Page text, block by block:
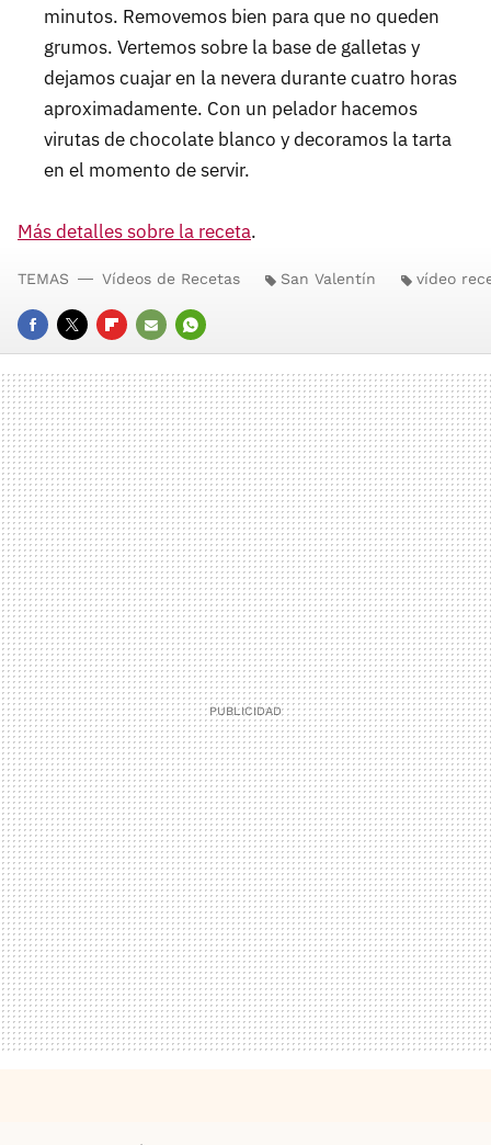
minutos. Removemos bien para que no queden
grumos. Vertemos sobre la base de galletas y
dejamos cuajar en la nevera durante cuatro horas
aproximadamente. Con un pelador hacemos
virutas de chocolate blanco y decoramos la tarta
en el momento de servir.
Más detalles sobre la receta.
FACEBOOK
TWITTERFLIPBOARD
E-
MAIL
WHATSAPP
TEMAS Vídeos de Recetas San Valentín vídeo